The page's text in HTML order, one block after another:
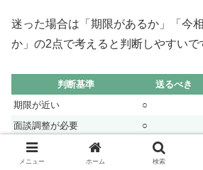
迷った場合は「期限があるか」「今
か」の2点で考えると判断しやすいで
判断基準 送るべき
期限が近い
○
面談調整が必要
○
卒論や研究室関連
急ぎではない質問
メニュー ホーム 検索